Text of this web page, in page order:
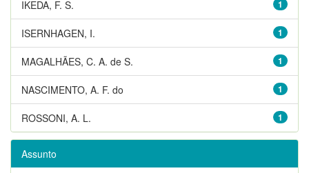
1
IKEDA, F. S.
1
ISERNHAGEN, I.
1
MAGALHÃES, C. A. de S.
1
NASCIMENTO, A. F. do
1
ROSSONI, A. L.
Assunto